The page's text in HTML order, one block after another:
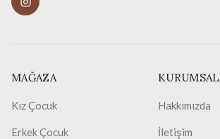
MAĞAZA
Kız Çocuk
Erkek Çocuk
KURUMSAL
Hakkımızda
İletişim